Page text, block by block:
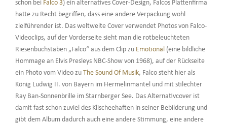
schon bei Falco 3) ein alternatives Cover-Design, Falcos Plattenfirma
hatte zu Recht begriffen, dass eine andere Verpackung wohl
zielführender ist. Das weltweite Cover verwendet Photos von Falco-
Videoclips, auf der Vorderseite sieht man die rotbeleuchteten
Riesenbuchstaben „Falco“ aus dem Clip zu Emotional (eine bildliche
Hommage an Elvis Presleys NBC-Show von 1968), auf der Rückseite
ein Photo vom Video zu The Sound Of Musik, Falco steht hier als
König Ludwig II. von Bayern im Hermelinmantel und mit stilechter
Ray Ban-Sonnenbrille im Starnberger See. Das Alternativcover ist
damit fast schon zuviel des Klischeehaften in seiner Bebilderung und
gibt dem Album dadurch auch eine andere Stimmung, eine andere